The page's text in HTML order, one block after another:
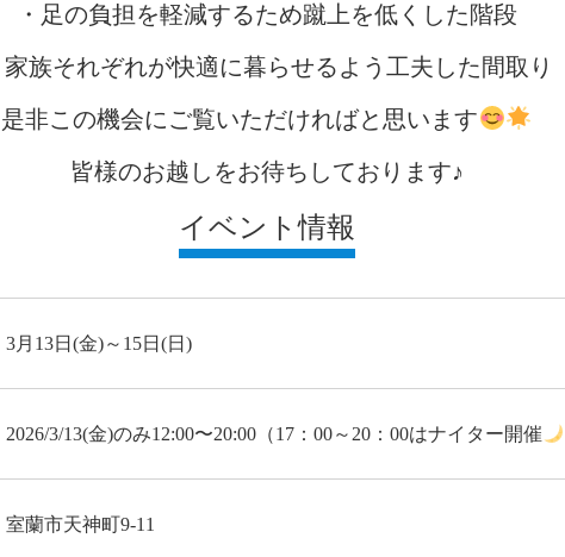
・足の負担を軽減するため蹴上を低くした階段
族それぞれが快適に暮らせるよう工夫した間取り
是非この機会にご覧いただければと思います
皆様のお越しをお待ちしております♪
イベント情報
3月13日(金)～15日(日)
2026/3/13(金)のみ12:00〜20:00（17：00～20：00はナイター開催
室蘭市天神町9-11